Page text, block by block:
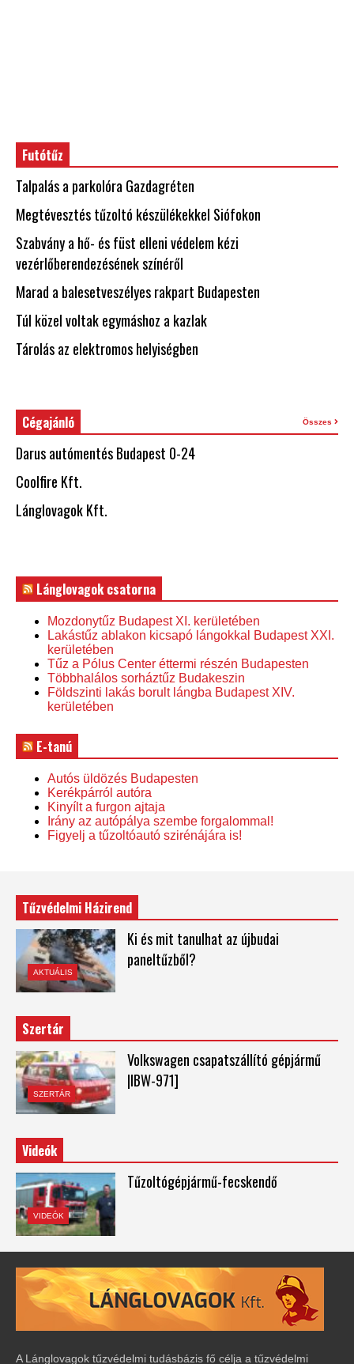
Futótűz
Talpalás a parkolóra Gazdagréten
Megtévesztés tűzoltó készülékekkel Siófokon
Szabvány a hő- és füst elleni védelem kézi
vezérlőberendezésének színéről
Marad a balesetveszélyes rakpart Budapesten
Túl közel voltak egymáshoz a kazlak
Tárolás az elektromos helyiségben
Cégajánló Összes
Darus autómentés Budapest 0-24
Coolfire Kft.
Lánglovagok Kft.
Lánglovagok csatorna
Mozdonytűz Budapest XI. kerületében
Lakástűz ablakon kicsapó lángokkal Budapest XXI.
kerületében
Tűz a Pólus Center éttermi részén Budapesten
Többhalálos sorháztűz Budakeszin
Földszinti lakás borult lángba Budapest XIV.
kerületében
E-tanú
Autós üldözés Budapesten
Kerékpárról autóra
Kinyílt a furgon ajtaja
Irány az autópálya szembe forgalommal!
Figyelj a tűzoltóautó szirénájára is!
Tűzvédelmi Házirend
AKTUÁLIS
Ki és mit tanulhat az újbudai
paneltűzből?
Szertár
SZERTÁR
Volkswagen csapatszállító gépjármű
|IBW-971]
Videók
VIDEÓK
Tűzoltógépjármű-fecskendő
A Lánglovagok tűzvédelmi tudásbázis fő célja a tűzvédelmi